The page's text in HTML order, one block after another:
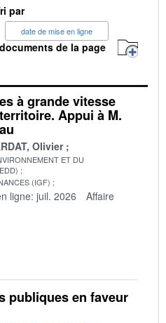
par
date de mise en ligne
de la page
à grande vitesse
Appui à M.
Olivier
ET DU
(IGF)
ligne: juil. 2026
Affaire
publiques en faveur